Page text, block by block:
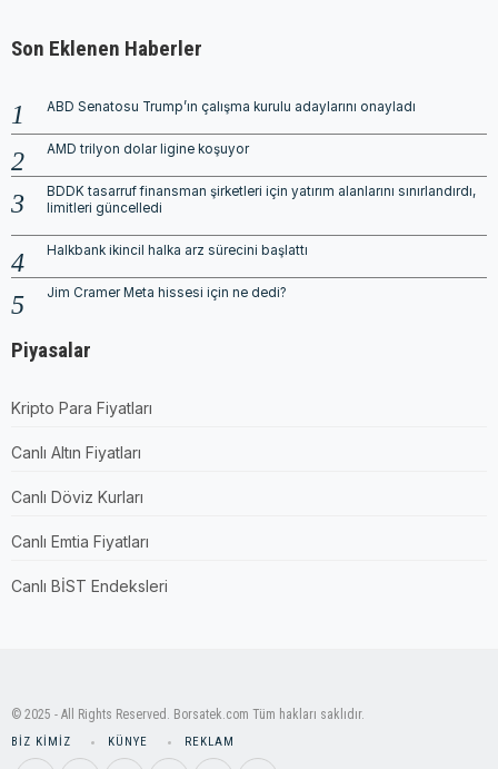
Son Eklenen Haberler
ABD Senatosu Trump’ın çalışma kurulu adaylarını onayladı
AMD trilyon dolar ligine koşuyor
BDDK tasarruf finansman şirketleri için yatırım alanlarını sınırlandırdı,
limitleri güncelledi
Halkbank ikincil halka arz sürecini başlattı
Jim Cramer Meta hissesi için ne dedi?
Piyasalar
Kripto Para Fiyatları
Canlı Altın Fiyatları
Canlı Döviz Kurları
Canlı Emtia Fiyatları
Canlı BİST Endeksleri
© 2025 - All Rights Reserved. Borsatek.com Tüm hakları saklıdır.
BIZ KIMIZ KÜNYE REKLAM